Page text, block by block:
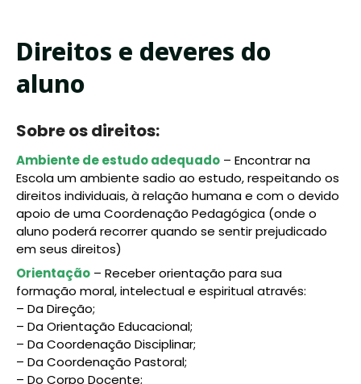
Direitos e deveres do
aluno
Sobre os direitos:
Ambiente de estudo adequado – Encontrar na
Escola um ambiente sadio ao estudo, respeitando os
direitos individuais, à relação humana e com o devido
apoio de uma Coordenação Pedagógica (onde o
aluno poderá recorrer quando se sentir prejudicado
em seus direitos)
Orientação – Receber orientação para sua
formação moral, intelectual e espiritual através:
– Da Direção;
– Da Orientação Educacional;
– Da Coordenação Disciplinar;
– Da Coordenação Pastoral;
– Do Corpo Docente;